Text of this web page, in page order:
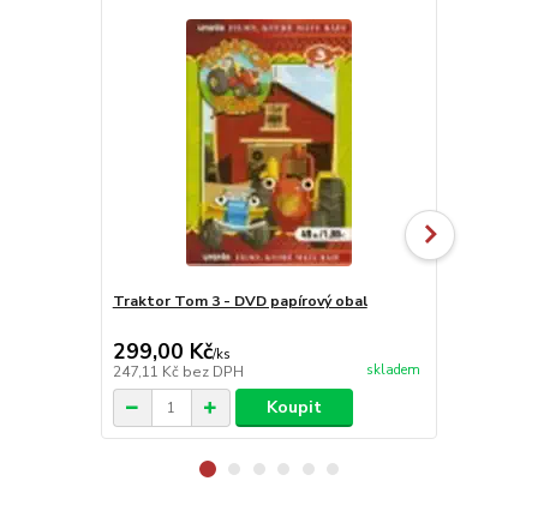
Traktor Tom 3 - DVD papírový obal
299,00 Kč/ks
247,11 Kč bez DPH skladem
Koupit